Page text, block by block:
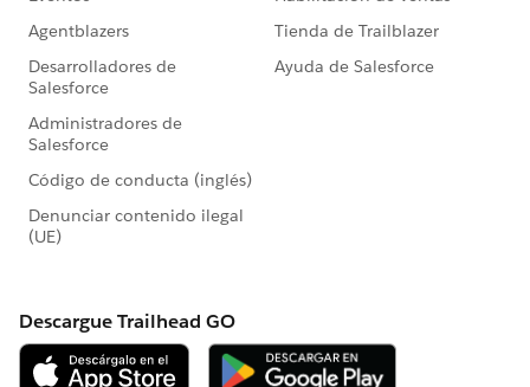
へのアクセスの承認 - Tableau]
https://help.tableau.com/current/pro/desktop/ja-
jp/publish_tableau_online_ip_authorization.htm